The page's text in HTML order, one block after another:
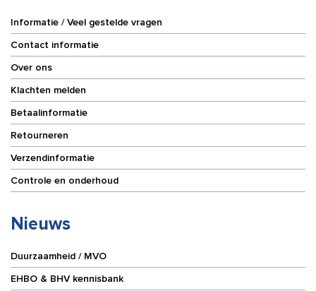
Informatie / Veel gestelde vragen
Contact informatie
Over ons
Klachten melden
Betaalinformatie
Retourneren
Verzendinformatie
Controle en onderhoud
Nieuws
Duurzaamheid / MVO
EHBO & BHV kennisbank